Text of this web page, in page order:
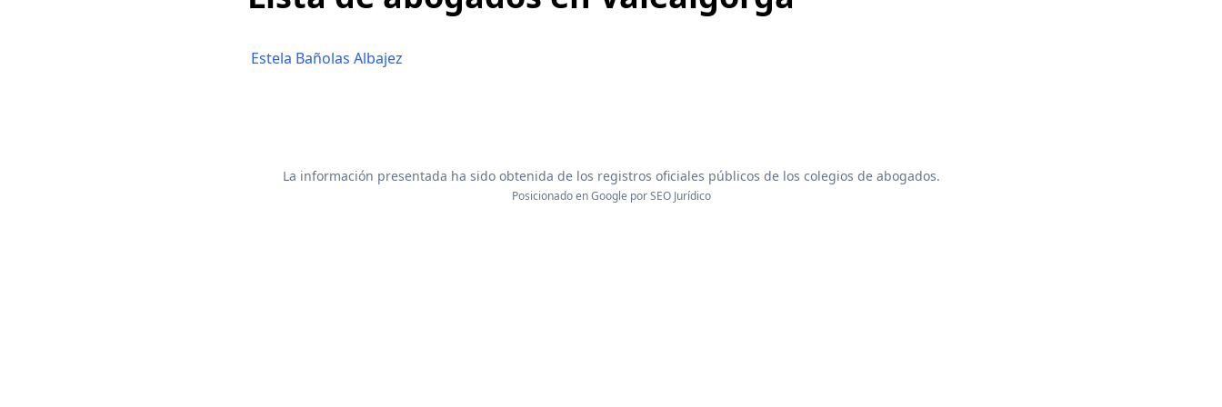
Estela Bañolas Albajez
La información presentada ha sido obtenida de los registros oficiales públicos de los colegios de abogados.
Posicionado en Google porSEO Jurídico